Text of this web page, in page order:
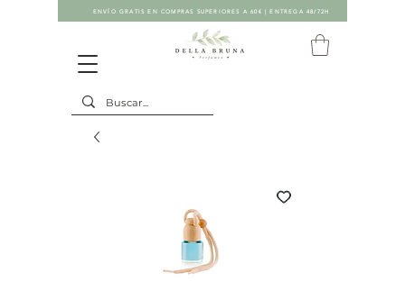
ENVÍO GRATIS EN COMPRAS SUPERIORES A 60€ | ENTREGA 48/72H